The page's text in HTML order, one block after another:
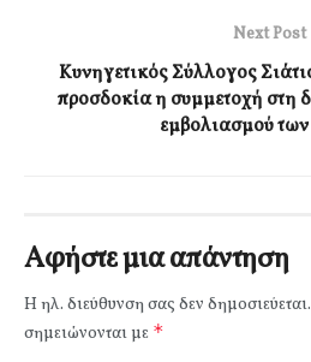
Next Post
Κυνηγετικός Σύλλογος
προσδοκία η συμμετοχή στη
εμβολιασμού
Αφήστε μια απάντηση
Η ηλ. διεύθυνση σας δεν δημοσιεύεται.
σημειώνονται με *